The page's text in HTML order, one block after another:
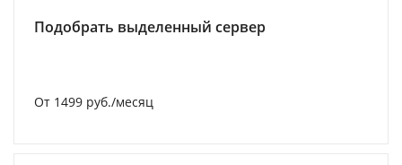
Подобрать выделенный сервер
От 1499 руб./месяц